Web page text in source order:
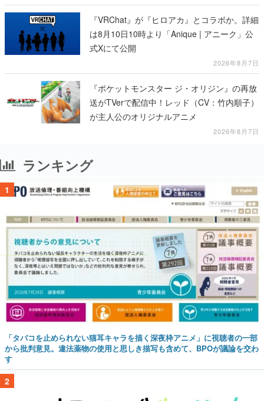
『VRChat』が『ヒロアカ』とコラボか。詳細
は8月10日10時より「Anique | アニーク」公
式Xにて公開
2026年8月7日
『ポケットモンスター ジ・オリジン』の再放
送がTVerで配信中！レッド（CV：竹内順子）
が主人公のオリジナルアニメ
2026年8月7日
ランキング
1
「タバコを止められない猫耳キャラを描く深夜枠アニメ」に視聴者の一部
から批判意見。違法薬物の使用と思しき描写も含めて、BPOが議論を交わ
す
2